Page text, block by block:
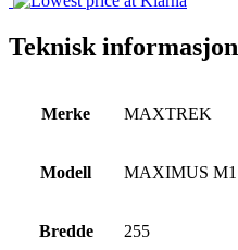
Teknisk informasjon
Merke MAXTREK
Modell MAXIMUS M1
Bredde 255